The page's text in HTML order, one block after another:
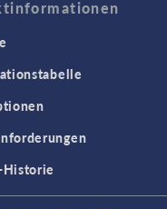
Historie